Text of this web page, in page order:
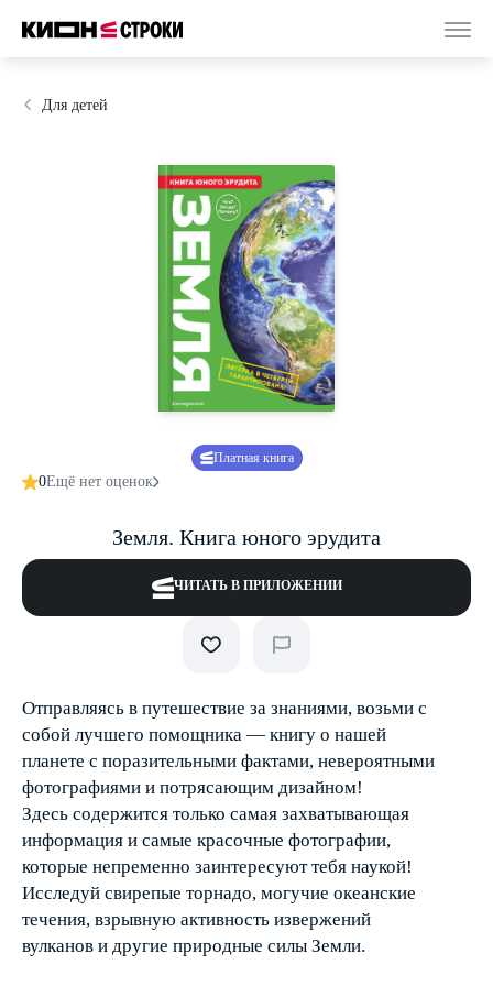
Для детей
Платная книга
0Ещё нет оценок
Земля. Книга юного эрудита
ЧИТАТЬ В ПРИЛОЖЕНИИ
Отправляясь в путешествие за знаниями, возьми с
собой лучшего помощника — книгу о нашей
планете с поразительными фактами, невероятными
фотографиями и потрясающим дизайном!
Здесь содержится только самая захватывающая
информация и самые красочные фотографии,
которые непременно заинтересуют тебя наукой!
Исследуй свирепые торнадо, могучие океанские
течения, взрывную активность извержений
вулканов и другие природные силы Земли.